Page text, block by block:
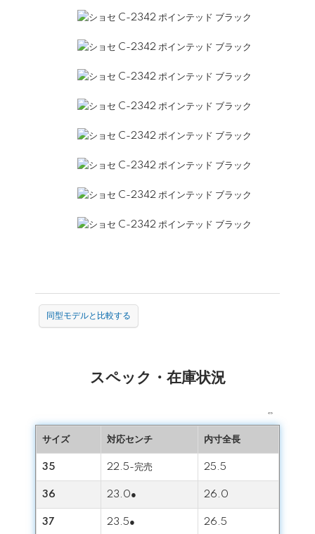
同型モデルと比較する
スペック・在庫状況
⇔
サイズ 対応センチ 内寸全長
35 22.5-完売 25.5
36 23.0● 26.0
37 23.5● 26.5